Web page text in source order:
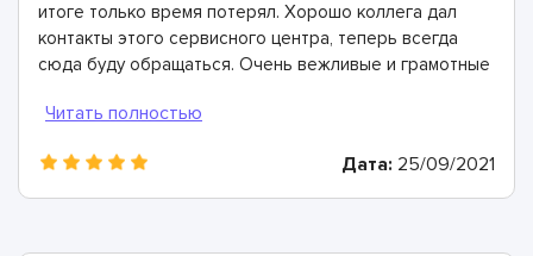
итоге только время потерял. Хорошо коллега дал
контакты этого сервисного центра, теперь всегда
сюда буду обращаться. Очень вежливые и грамотные
гарантию.
Дата: 25/09/2021